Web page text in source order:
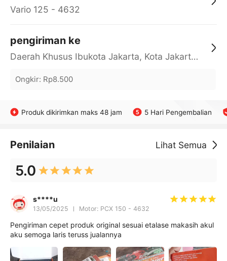
Vario 125 - 4632
pengiriman ke
Daerah Khusus Ibukota Jakarta, Kota Jakarta Barat, Cengkareng, yy
Ongkir: Rp8.500
Produk dikirimkan maks 48 jam 5 Hari Pengembalian
Penilaian Lihat Semua
5.0
s****u
13/05/2025 Motor: PCX 150 - 4632
Pengiriman cepet produk original sesuai etalase makasih akul
aku semoga laris teruss jualannya